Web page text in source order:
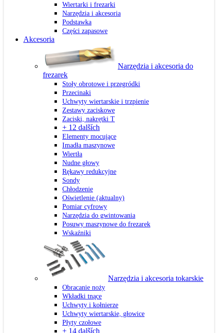
Wiertarki i frezarki
Narzędzia i akcesoria
Podstawka
Części zapasowe
Akcesoria
Narzędzia i akcesoria do
frezarek
Stoły obrotowe i przegródki
Przecinaki
Uchwyty wiertarskie i trzpienie
Zestawy zaciskowe
Zaciski, nakrętki T
+ 12 dalších
Elementy mocujące
Imadła maszynowe
Wiertła
Nudne głowy
Rękawy redukcyjne
Sondy
Chłodzenie
Oświetlenie (aktualny)
Pomiar cyfrowy
Narzędzia do gwintowania
Posuwy maszynowe do frezarek
Wskaźniki
Narzędzia i akcesoria tokarskie
Obracanie noży
Wkładki tnące
Uchwyty i kołnierze
Uchwyty wiertarskie, głowice
Płyty czołowe
+ 14 dalších